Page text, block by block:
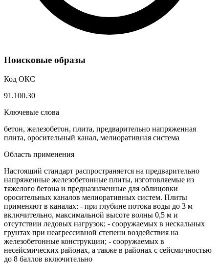
Поисковые образы
Код ОКС
91.100.30
Ключевые слова
бетон, железобетон, плита, предварительно напряженная
плита, оросительный канал, мелиоративная система
Область применения
Настоящий стандарт распространяется на предварительно
напряженные железобетонные плиты, изготовляемые из
тяжелого бетона и предназначенные для облицовки
оросительных каналов мелиоративных систем. Плиты
применяют в каналах: - при глубине потока воды до 3 м
включительно, максимальной высоте волны 0,5 м и
отсутствии ледовых нагрузок; - сооружаемых в нескальных
грунтах при неагрессивной степени воздействия на
железобетонные конструкции; - сооружаемых в
несейсмических районах, а также в районах с сейсмичностью
до 8 баллов включительно